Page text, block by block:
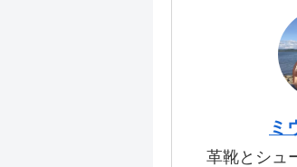
ミ
革靴とシュ